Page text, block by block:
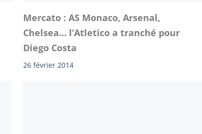
Mercato : AS Monaco, Arsenal,
Chelsea… l’Atletico a tranché pour
Diego Costa
26 février 2014